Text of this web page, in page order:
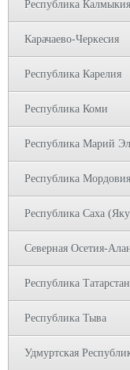
Республика Калмыкия
Карачаево-Черкесия
Республика Карелия
Республика Коми
Республика Марий Эл
Республика Мордовия
Республика Саха
Северная Осетия-
Республика Татарстан
Республика Тыва
Удмуртская